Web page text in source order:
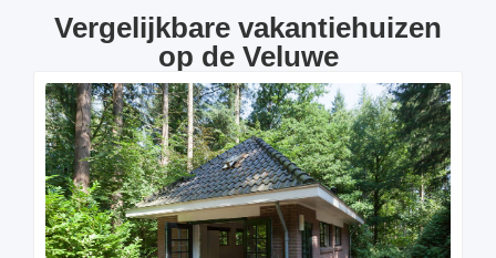
Vergelijkbare vakantiehuizen
op de Veluwe